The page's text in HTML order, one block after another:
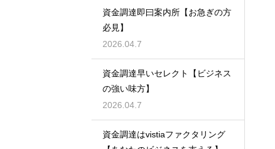
資金調達即曰案内所【お急ぎの方
必見】
2026.04.7
資金調達早いセレクト【ビジネス
の強い味方】
2026.04.7
資金調達はvistiaファクタリング